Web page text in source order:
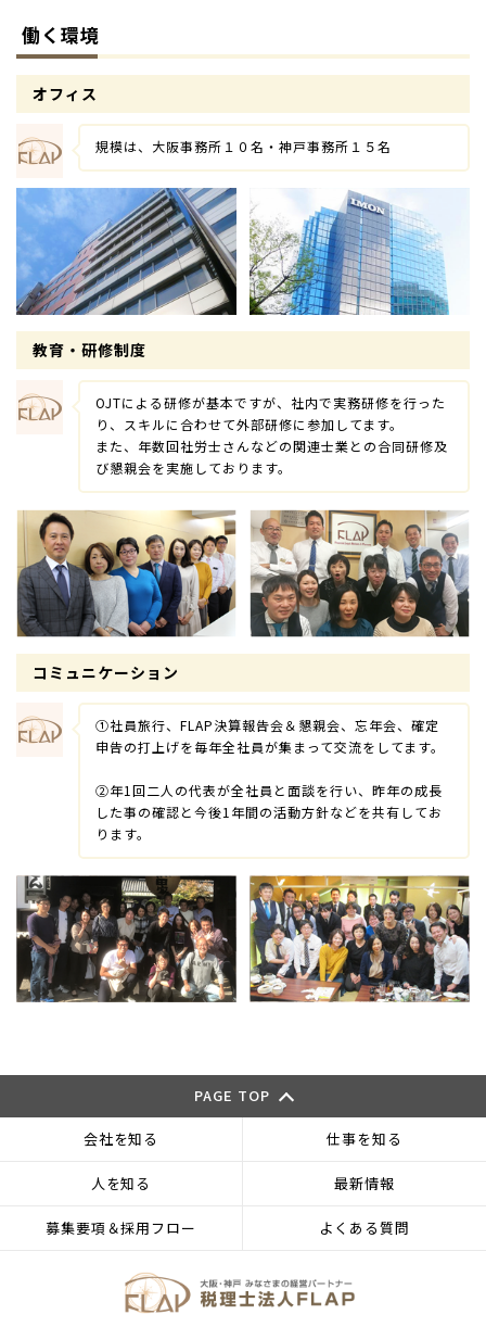
働く環境
オフィス
規模は、大阪事務所１０名・神戸事務所１５名
教育・研修制度
OJTによる研修が基本ですが、社内で実務研修を行った
り、スキルに合わせて外部研修に参加してます。
また、年数回社労士さんなどの関連士業との合同研修及
び懇親会を実施しております。
コミュニケーション
①社員旅行、FLAP決算報告会＆懇親会、忘年会、確定
申告の打上げを毎年全社員が集まって交流をしてます。
②年1回二人の代表が全社員と面談を行い、昨年の成長
した事の確認と今後1年間の活動方針などを共有してお
ります。
PAGE TOP
会社を知る 仕事を知る
人を知る 最新情報
募集要項＆採用フロー よくある質問